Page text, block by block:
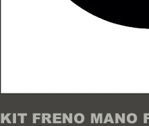
KIT FRENO MANO